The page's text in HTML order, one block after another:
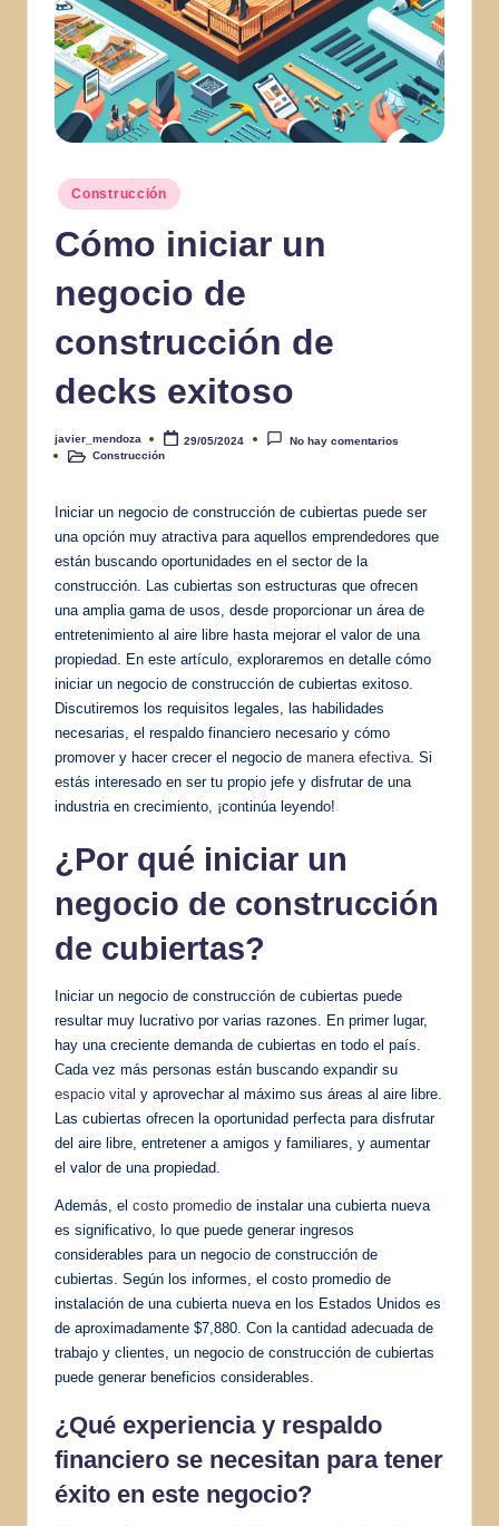
Publicado
en
Construcción
Cómo iniciar un
negocio de
construcción de
decks exitoso
Publicado
por
javier_mendoza 29/05/2024
No hay comentarios
PublicadoConstrucción
Iniciar un negocio de construcción de cubiertas puede ser
una opción muy atractiva para aquellos emprendedores que
están buscando oportunidades en el sector de la
construcción. Las cubiertas son estructuras que ofrecen
una amplia gama de usos, desde proporcionar un área de
entretenimiento al aire libre hasta mejorar el valor de una
propiedad. En este artículo, exploraremos en detalle cómo
iniciar un negocio de construcción de cubiertas exitoso.
Discutiremos los requisitos legales, las habilidades
necesarias, el respaldo financiero necesario y cómo
promover y hacer crecer el negocio de manera efectiva . Si
estás interesado en ser tu propio jefe y disfrutar de una
industria en crecimiento, ¡continúa leyendo!
¿Por qué iniciar un
negocio de construcción
de cubiertas?
Iniciar un negocio de construcción de cubiertas puede
resultar muy lucrativo por varias razones. En primer lugar,
hay una creciente demanda de cubiertas en todo el país.
Cada vez más personas están buscando expandir su
espacio vital y aprovechar al máximo sus áreas al aire libre.
Las cubiertas ofrecen la oportunidad perfecta para disfrutar
del aire libre, entretener a amigos y familiares, y aumentar
el valor de una propiedad.
Además, el costo promedio de instalar una cubierta nueva
es significativo, lo que puede generar ingresos
considerables para un negocio de construcción de
cubiertas. Según los informes, el costo promedio de
instalación de una cubierta nueva en los Estados Unidos es
de aproximadamente $7,880. Con la cantidad adecuada de
trabajo y clientes, un negocio de construcción de cubiertas
puede generar beneficios considerables.
¿Qué experiencia y respaldo
financiero se necesitan para tener
éxito en este negocio?